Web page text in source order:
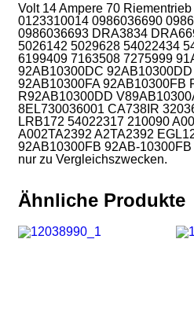
Volt 14 Ampere 70
0123310014 0986036690
0986036693 DRA3834
5026142 5029628 54022434
6199409 7163508 7275999
92AB10300DC
92AB10300FA 92AB10300FB
R92AB10300DD
8EL730036001 CA738IR
LRB172 54022317 210090
A002TA2392 A2TA2392
92AB10300FB 92AB-
nur zu Vergleichszwecken.
Ähnliche Produkte